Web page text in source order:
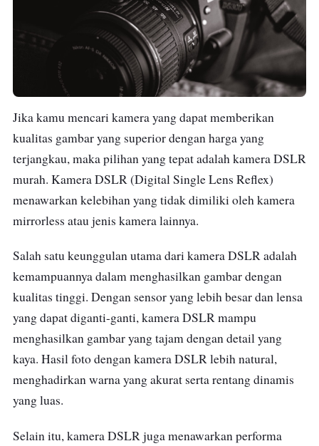
Jika kamu mencari kamera yang dapat memberikan
kualitas gambar yang superior dengan harga yang
terjangkau, maka pilihan yang tepat adalah kamera DSLR
murah. Kamera DSLR (Digital Single Lens Reflex)
menawarkan kelebihan yang tidak dimiliki oleh kamera
mirrorless atau jenis kamera lainnya.
Salah satu keunggulan utama dari kamera DSLR adalah
kemampuannya dalam menghasilkan gambar dengan
kualitas tinggi. Dengan sensor yang lebih besar dan lensa
yang dapat diganti-ganti, kamera DSLR mampu
menghasilkan gambar yang tajam dengan detail yang
kaya. Hasil foto dengan kamera DSLR lebih natural,
menghadirkan warna yang akurat serta rentang dinamis
yang luas.
Selain itu, kamera DSLR juga menawarkan performa